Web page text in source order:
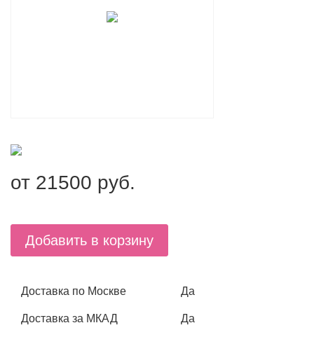
от 21500 руб.
Добавить в корзину
Доставка по Москве Да
Доставка за МКАД Да